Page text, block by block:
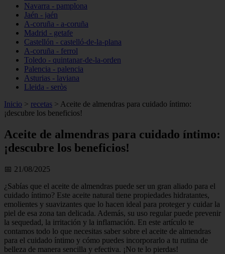
Navarra - pamplona
Jaén - jaén
A-coruña - a-coruña
Madrid - getafe
Castellón - castelló-de-la-plana
A-coruña - ferrol
Toledo - quintanar-de-la-orden
Palencia - palencia
Asturias - laviana
Lleida - seròs
Inicio > recetas > Aceite de almendras para cuidado íntimo:
¡descubre los beneficios!
Aceite de almendras para cuidado íntimo:
¡descubre los beneficios!
📅 21/08/2025
¿Sabías que el aceite de almendras puede ser un gran aliado para el
cuidado íntimo? Este aceite natural tiene propiedades hidratantes,
emolientes y suavizantes que lo hacen ideal para proteger y cuidar la
piel de esa zona tan delicada. Además, su uso regular puede prevenir
la sequedad, la irritación y la inflamación. En este artículo te
contamos todo lo que necesitas saber sobre el aceite de almendras
para el cuidado íntimo y cómo puedes incorporarlo a tu rutina de
belleza de manera sencilla y efectiva. ¡No te lo pierdas!